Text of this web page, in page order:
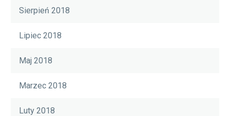
Sierpień 2018
Lipiec 2018
Maj 2018
Marzec 2018
Luty 2018